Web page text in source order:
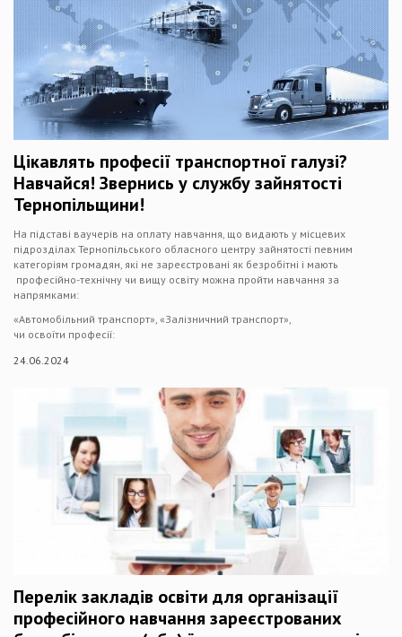
Цікавлять професії транспортної галузі?
Навчайся! Звернись у службу зайнятості
Тернопільщини!
На підставі ваучерів на оплату навчання, що видають у місцевих
підрозділах Тернопільського обласного центру зайнятості певним
категоріям громадян, які не зареєстровані як безробітні і мають
професійно-технічну чи вищу освіту можна пройти навчання за
напрямками:
«Автомобільний транспорт», «Залізничний транспорт»,
чи освоїти професії:
24.06.2024
Перелік закладів освіти для організації
професійного навчання зареєстрованих